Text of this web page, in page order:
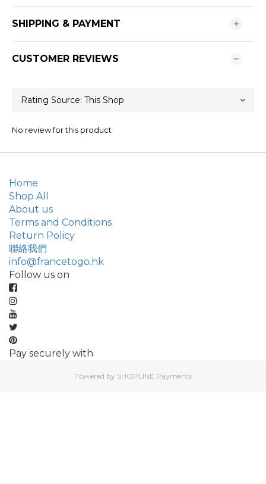
SHIPPING & PAYMENT
CUSTOMER REVIEWS
No review for this product
Home
Shop All
About us
Terms and Conditions
Return Policy
聯絡我們
info@francetogo.hk
Follow us on
Pay securely with
Powered by SHOPLINE Payments